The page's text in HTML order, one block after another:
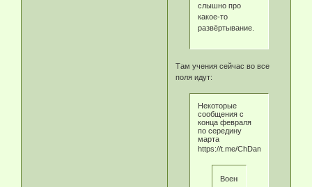
слышно про
какое-то
развёртывание.
Там учения сейчас во все
поля идут:
Некоторые
сообщения с
конца февраля
по середину
марта
https://t.me/ChDambiev/13919
Военнослужащие